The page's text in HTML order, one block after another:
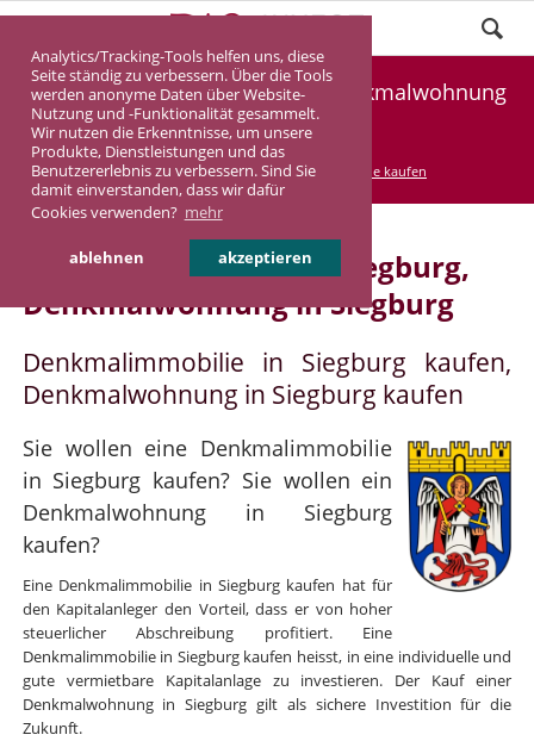
Analytics/Tracking-Tools helfen uns, diese
Seite ständig zu verbessern. Über die Tools
werden anonyme Daten über Website-
Nutzung und -Funktionalität gesammelt.
Wir nutzen die Erkenntnisse, um unsere
Produkte, Dienstleistungen und das
Benutzererlebnis zu verbessern. Sind Sie
damit einverstanden, dass wir dafür
Cookies verwenden? mehr
ablehnen akzeptieren
Denkmalimmobilie Siegburg, Denkmalwohnung
Siegburg
DASINVEST Service Denkmalimmobilie kaufen
Denkmalimmobilie in Siegburg,
Denkmalwohnung in Siegburg
Denkmalimmobilie in Siegburg kaufen,
Denkmalwohnung in Siegburg kaufen
Sie wollen eine Denkmalimmobilie
in Siegburg kaufen? Sie wollen ein
Denkmalwohnung in Siegburg
kaufen?
Eine Denkmalimmobilie in Siegburg kaufen hat für
den Kapitalanleger den Vorteil, dass er von hoher
steuerlicher Abschreibung profitiert. Eine
Denkmalimmobilie in Siegburg kaufen heisst, in eine individuelle und
gute vermietbare Kapitalanlage zu investieren. Der Kauf einer
Denkmalwohnung in Siegburg gilt als sichere Investition für die
Zukunft.